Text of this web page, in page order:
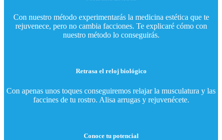
Con nuestro método experimentarás la medicina estética que te
rejuvenece, pero no cambia facciones. Te explicaré cómo con
nuestro método lo conseguirás.
Retrasa el reloj biológico
Con apenas unos toques conseguiremos relajar la musculatura y las
faccines de tu rostro. Alisa arrugas y rejuvenécete.
Conoce tu potencial